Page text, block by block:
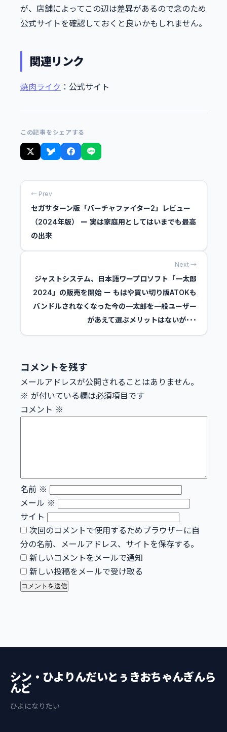
が、店舗によってこの辺は差異があるので念のため
公式サイトを確認しておくと良いかもしれません。
関連リンク
焼肉ライク ：公式サイト
この記事をシェアする
← Prev
セガサターン版「バーチャファイター2」レビュー
（2024年版） ー 実は家庭用としてはいまでも最高
の出来
Next →
ジャストシステム、日本語ワープロソフト「一太郎
2024」の販売を開始 ー もはや買い切り版ATOKも
バンドルされなくなった今の一太郎を一般ユーザー
があえて選ぶメリットはないが･･･
コメントを残す
メールアドレスが公開されることはありません。
※ が付いている欄は必須項目です
コメント ※
名前 ※
メール ※
サイト
次回のコメントで使用するためブラウザーに自
分の名前、メールアドレス、サイトを保存する。
新しいコメントをメールで通知
新しい投稿をメールで受け取る
シン・ひよりんだいとぅきおちゃんぎんら
んど
ひよになりたい